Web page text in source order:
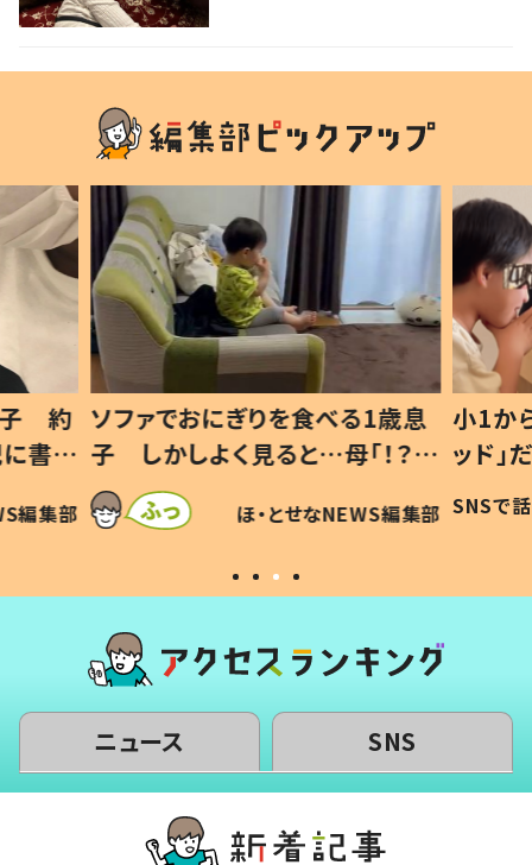
歳息
？」
編集部
小1から不登校、息子は「ギフテ
ッド」だった 父が“ウチ給食”を
作り続ける理由とは #令和の親
#令和の子
SNSで話題 ほ・とせなNEWS編集部
ひ孫
が、抱
「涙
い」
ニュース SNS